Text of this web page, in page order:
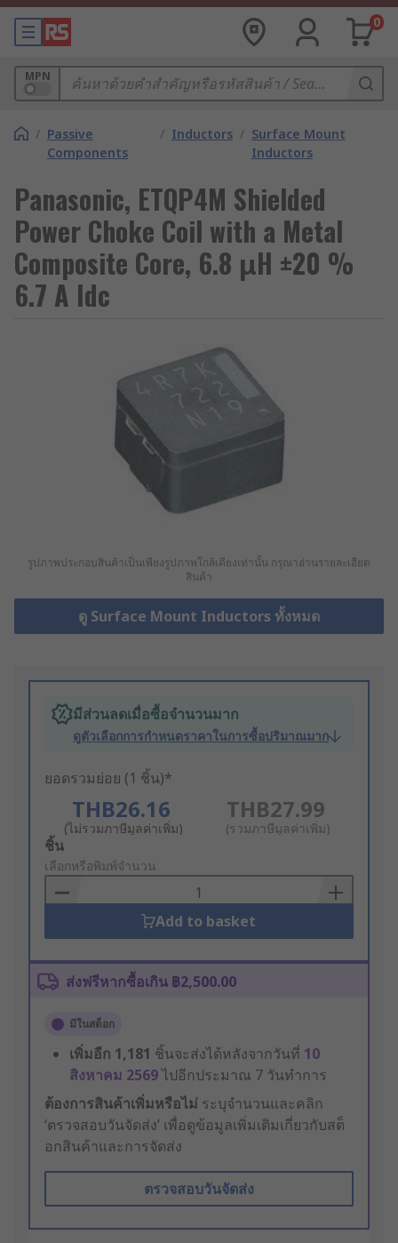
0
MPN
/ Passive
Components
/ Inductors / Surface Mount
Inductors
Panasonic, ETQP4M Shielded
Power Choke Coil with a Metal
Composite Core, 6.8 μH ±20 %
6.7 A Idc
รูปภาพประกอบสินค้าเป็นเพียงรูปภาพใกล้เคียงเท่านั้น กรุณาอ่านรายละเอียด
สินค้า
ดู Surface Mount Inductors ทั้งหมด
มีส่วนลดเมื่อซื้อจำนวนมาก
ดูตัวเลือกการกำหนดราคาในการซื้อปริมาณมาก
ยอดรวมย่อย (1 ชิ้น)*
THB26.16
(ไม่รวมภาษีมูลค่าเพิ่ม)
THB27.99
(รวมภาษีมูลค่าเพิ่ม)
Add
to
Basket
ชิ้น
เลือกหรือพิมพ์จำนวน
Add to basket
ส่งฟรีหากซื้อเกิน ฿2,500.00
มีในสต็อก
เพิ่มอีก 1,181 ชิ้นจะส่งได้หลังจากวันที่ 10
สิงหาคม 2569ไปอีกประมาณ 7 วันทำการ
ต้องการสินค้าเพิ่มหรือไม่ ระบุจำนวนและคลิก
‘ตรวจสอบวันจัดส่ง’ เพื่อดูข้อมูลเพิ่มเติมเกี่ยวกับสต็
อกสินค้าและการจัดส่ง
ตรวจสอบวันจัดส่ง